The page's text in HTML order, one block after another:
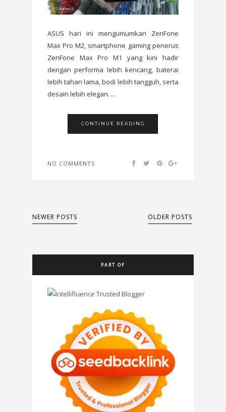
ASUS hari ini mengumumkan ZenFone
Max Pro M2, smartphone gaming penerus
ZenFone Max Pro M1 yang kini hadir
dengan performa lebih kencang, baterai
lebih tahan lama, bodi lebih tangguh, serta
desain lebih elegan. ...
CONTINUE READING
NO COMMENTS
NEWER POSTS OLDER POSTS
PART OF